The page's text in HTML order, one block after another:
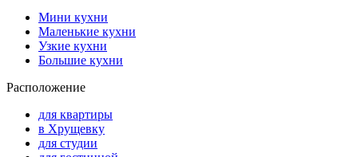
Мини кухни
Маленькие кухни
Узкие кухни
Большие кухни
Расположение
для квартиры
в Хрущевку
для студии